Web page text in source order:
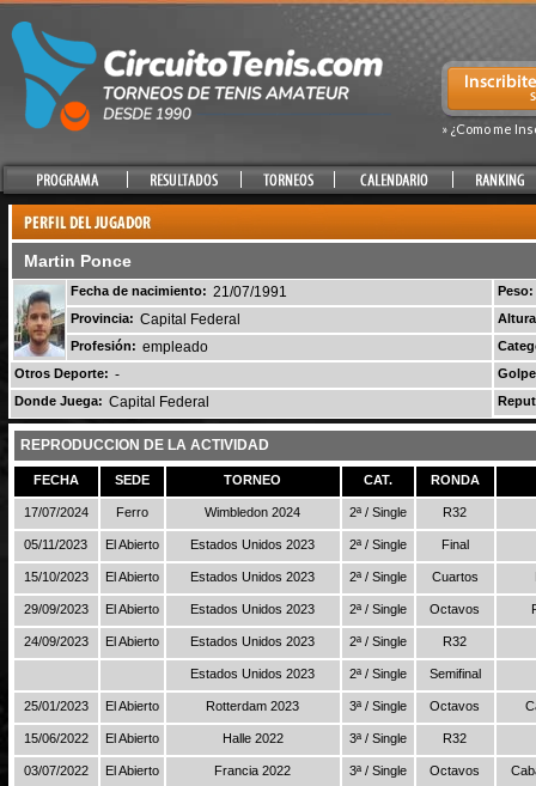
» ¿Como me
Martin Ponce
Fecha de nacimiento: 21/07/1991
Peso:
Provincia: Capital Federal
Profesión: empleado
Otros Deporte: -
Donde Juega: Capital Federal
REPRODUCCION DE LA ACTIVIDAD
FECHA SEDE TORNEO CAT. RONDA
17/07/2024 Ferro Wimbledon 2024 2ª / Single R32
05/11/2023 El Abierto Estados Unidos 2023 2ª / Single Final
15/10/2023 El Abierto Estados Unidos 2023 2ª / Single Cuartos
29/09/2023 El Abierto Estados Unidos 2023 2ª / Single Octavos
24/09/2023 El Abierto Estados Unidos 2023 2ª / Single R32
Estados Unidos 2023 2ª / Single Semifinal
25/01/2023 El Abierto Rotterdam 2023 3ª / Single Octavos
15/06/2022 El Abierto Halle 2022 3ª / Single R32
03/07/2022 El Abierto Francia 2022 3ª / Single Octavos